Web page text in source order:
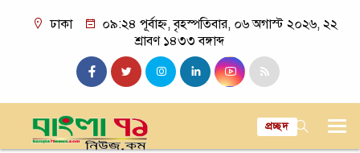
ঢাকা
০৯:২৪ পূর্বাহ্ন, বৃহস্পতিবার, ০৬ অগাস্ট ২০২৬, ২২
শ্রাবণ ১৪৩৩ বঙ্গাব্দ
প্রচ্ছদ